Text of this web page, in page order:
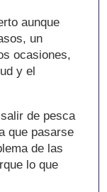
aunque
un
ocasiones,
y el
de pesca
que pasarse
de las
lo que